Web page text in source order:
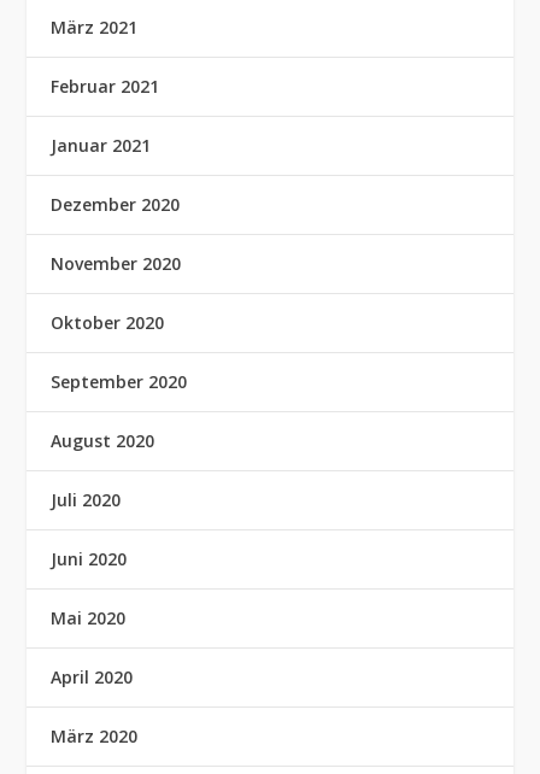
März 2021
Februar 2021
Januar 2021
Dezember 2020
November 2020
Oktober 2020
September 2020
August 2020
Juli 2020
Juni 2020
Mai 2020
April 2020
März 2020